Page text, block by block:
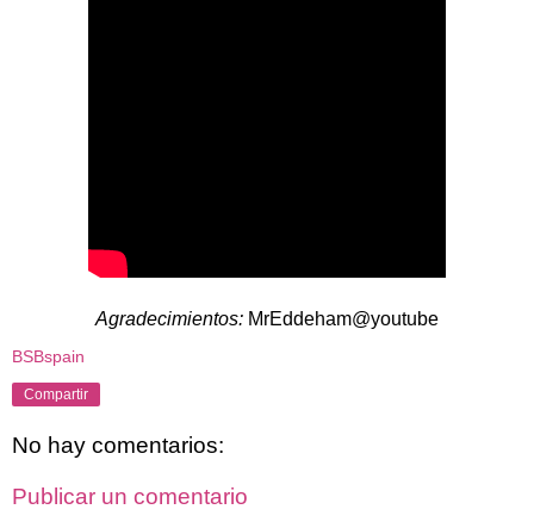
Agradecimientos: MrEddeham@youtube
BSBspain
Compartir
No hay comentarios:
Publicar un comentario